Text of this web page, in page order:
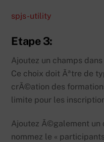
spjs-utility
Etape 3:
Ajoutez un champs
Ce choix doit Ãªtre de
crÃ©ation des
limite pour les
Ajoutez Ã©galement un
nommez le «